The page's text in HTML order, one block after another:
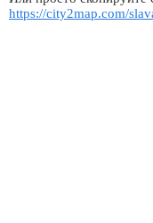
https://city2map.com/